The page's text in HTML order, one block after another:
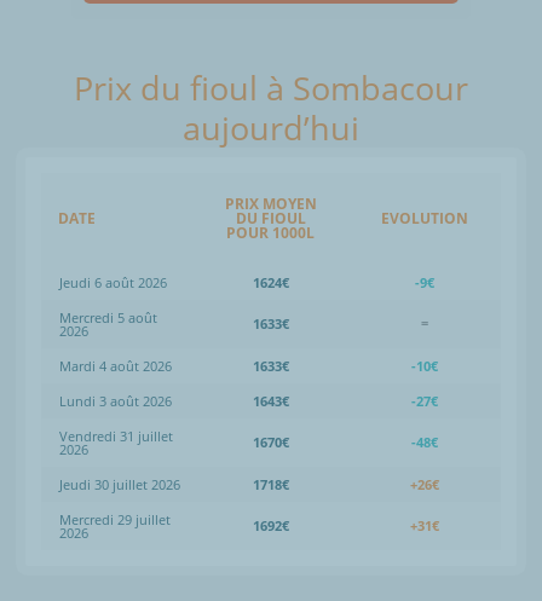
Prix du fioul à Sombacour
aujourd’hui
DATE
PRIX MOYEN
DU FIOUL
POUR 1000L
EVOLUTION
Jeudi 6 août 2026 1624€
-9€
Mercredi 5 août
2026 1633€ =
Mardi 4 août 2026 1633€
-10€
Lundi 3 août 2026
1643€
-27€
Vendredi 31 juillet
2026 1670€ -48€
Jeudi 30 juillet 2026 1718€
+26€
Mercredi 29 juillet
2026 1692€ +31€